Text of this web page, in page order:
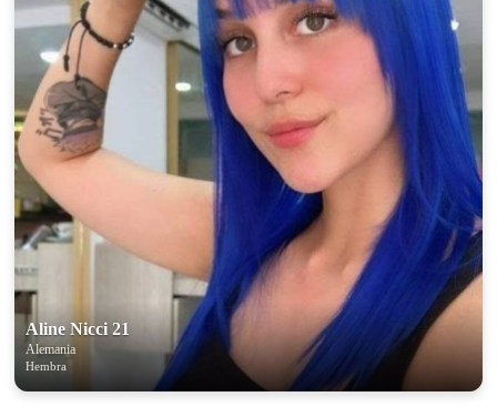
Aline Nicci 21
Alemania
Hembra